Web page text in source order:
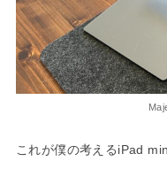
これが僕の考えるiPad